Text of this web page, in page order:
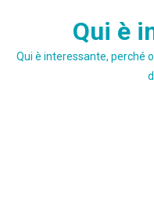
Qui è
Qui è interessante, perché